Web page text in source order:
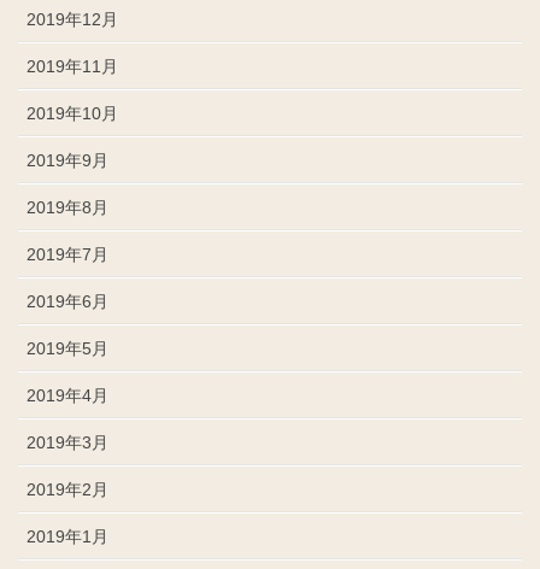
2019年12月
2019年11月
2019年10月
2019年9月
2019年8月
2019年7月
2019年6月
2019年5月
2019年4月
2019年3月
2019年2月
2019年1月